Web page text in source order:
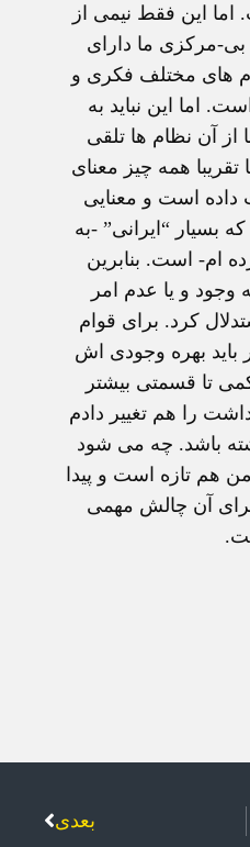
اين فقط نيمی از
مرکزی ما دارای
های مختلف فکری و
اما اين نبايد به
از آن نظام ها تلقی
همه چيز معنای
داده است و معنايی
بسيار “ايرانی” -به
ام- است. بنابرين
وجود و يا عدم امر
کرد. برای قوام
بايد بهره وجودی اش
تا قسمتی بيشتر
را هم تغيير دادم
باشد. چه می شود
هم تازه است و پيدا
آن چالش مهمی
بعدی